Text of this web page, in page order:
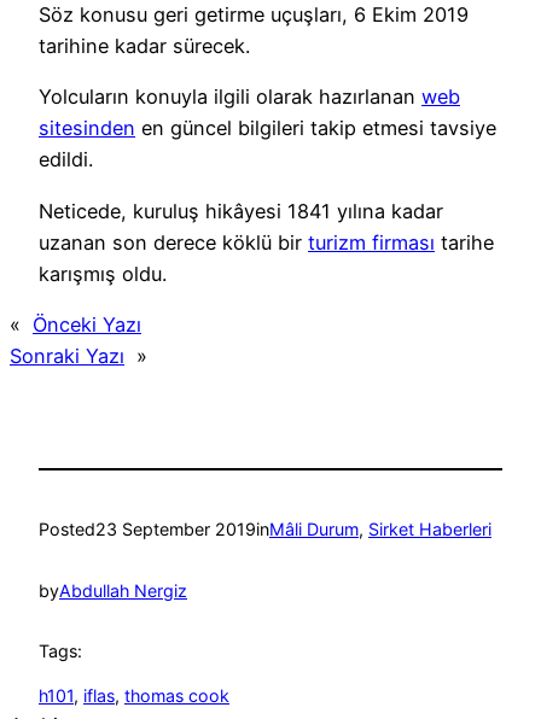
Söz konusu geri getirme uçuşları, 6 Ekim 2019
tarihine kadar sürecek.
Yolcuların konuyla ilgili olarak hazırlanan web
sitesinden en güncel bilgileri takip etmesi tavsiye
edildi.
Neticede, kuruluş hikâyesi 1841 yılına kadar
uzanan son derece köklü bir turizm firması tarihe
karışmış oldu.
« Önceki Yazı
Sonraki Yazı »
Posted23 September 2019inMâli Durum, Sirket Haberleri
byAbdullah Nergiz
Tags:
h101, iflas, thomas cook